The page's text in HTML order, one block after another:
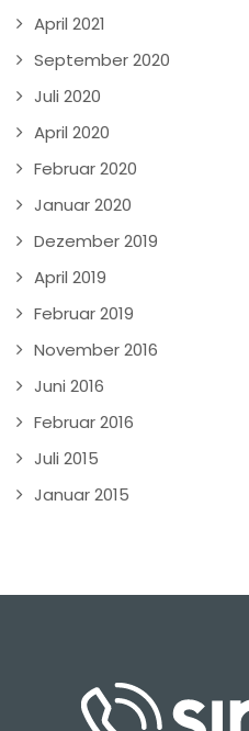
April 2021
September 2020
Juli 2020
April 2020
Februar 2020
Januar 2020
Dezember 2019
April 2019
Februar 2019
November 2016
Juni 2016
Februar 2016
Juli 2015
Januar 2015